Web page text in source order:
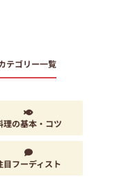
テゴリー一覧
理の基本・コツ
目フーディスト